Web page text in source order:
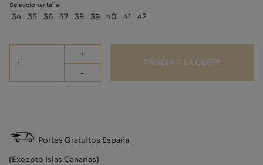
Seleccionar talla
34 35 36 37 38 39 40 41 42
+
-
AÑADIR A LA CESTA
Portes Gratuitos España
(Excepto Islas Canarias)